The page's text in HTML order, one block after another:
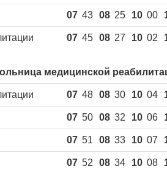
07 43 08 25 10 00
07 45 08 27 10 02
медицинской
07 48 08 30 10 04
07 50 08 32 10 06
07 51 08 33 10 07
07 52 08 34 10 08